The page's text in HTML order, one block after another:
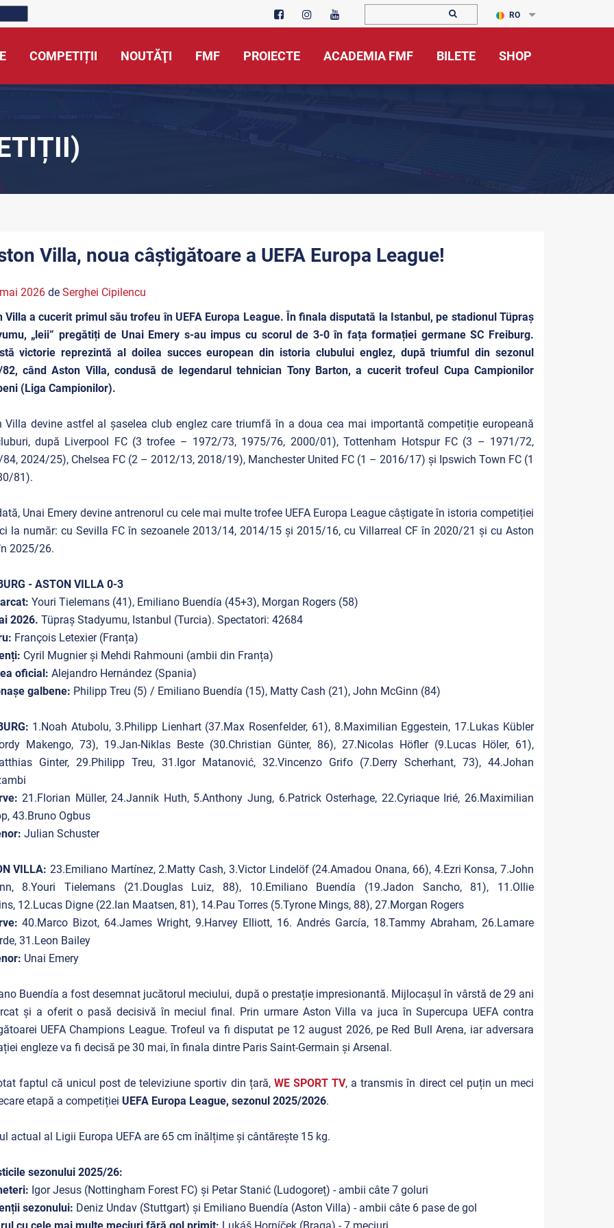
RO
COMPETIȚII NOUTĂŢI FMF PROIECTE ACADEMIA FMF BILETE SHOP
Villa, noua câștigătoare a UEFA Europa League!
2026de Serghei Cipilencu
Villa a cucerit primul său trofeu în UEFA Europa League. În finala disputată la Istanbul, pe stadionul Tüpraş
„leii” pregătiți de Unai Emery s-au impus cu scorul de 3-0 în fața formației germane SC Freiburg.
victorie reprezintă al doilea succes european din istoria clubului englez, după triumful din sezonul
82, când Aston Villa, condusă de legendarul tehnician Tony Barton, a cucerit trofeul Cupa Campionilor
(Liga Campionilor).
Villa devine astfel al șaselea club englez care triumfă în a doua cea mai importantă competiție europeană
după Liverpool FC (3 trofee – 1972/73, 1975/76, 2000/01), Tottenham Hotspur FC (3 – 1971/72,
2024/25), Chelsea FC (2 – 2012/13, 2018/19), Manchester United FC (1 – 2016/17) și Ipswich Town FC (1
81).
Unai Emery devine antrenorul cu cele mai multe trofee UEFA Europa League câștigate în istoria competiției
la număr: cu Sevilla FC în sezoanele 2013/14, 2014/15 și 2015/16, cu Villarreal CF în 2020/21 și cu Aston
2025/26.
- ASTON VILLA 0-3
Youri Tielemans (41), Emiliano Buendía (45+3), Morgan Rogers (58)
2026. Tüpraş Stadyumu, Istanbul (Turcia). Spectatori: 42684
François Letexier (Franța)
Cyril Mugnier și Mehdi Rahmouni (ambii din Franța)
oficial: Alejandro Hernández (Spania)
galbene: Philipp Treu (5) / Emiliano Buendía (15), Matty Cash (21), John McGinn (84)
1.Noah Atubolu, 3.Philipp Lienhart (37.Max Rosenfelder, 61), 8.Maximilian Eggestein, 17.Lukas Kübler
Makengo, 73), 19.Jan-Niklas Beste (30.Christian Günter, 86), 27.Nicolas Höfler (9.Lucas Höler, 61),
Ginter, 29.Philipp Treu, 31.Igor Matanović, 32.Vincenzo Grifo (7.Derry Scherhant, 73), 44.Johan
21.Florian Müller, 24.Jannik Huth, 5.Anthony Jung, 6.Patrick Osterhage, 22.Cyriaque Irié, 26.Maximilian
43.Bruno Ogbus
Julian Schuster
VILLA: 23.Emiliano Martínez, 2.Matty Cash, 3.Victor Lindelöf (24.Amadou Onana, 66), 4.Ezri Konsa, 7.John
8.Youri Tielemans (21.Douglas Luiz, 88), 10.Emiliano Buendía (19.Jadon Sancho, 81), 11.Ollie
12.Lucas Digne (22.Ian Maatsen, 81), 14.Pau Torres (5.Tyrone Mings, 88), 27.Morgan Rogers
40.Marco Bizot, 64.James Wright, 9.Harvey Elliott, 16. Andrés García, 18.Tammy Abraham, 26.Lamare
31.Leon Bailey
Unai Emery
Buendía a fost desemnat jucătorul meciului, după o prestație impresionantă. Mijlocașul în vârstă de 29 ani
și a oferit o pasă decisivă în meciul final. Prin urmare Aston Villa va juca în Supercupa UEFA contra
UEFA Champions League. Trofeul va fi disputat pe 12 august 2026, pe Red Bull Arena, iar adversara
engleze va fi decisă pe 30 mai, în finala dintre Paris Saint-Germain și Arsenal.
faptul că unicul post de televiziune sportiv din țară, WE SPORT TV, a transmis în direct cel puțin un meci
etapă a competiției UEFA Europa League, sezonul 2025/2026.
actual al Ligii Europa UEFA are 65 cm înălțime și cântărește 15 kg.
sezonului 2025/26:
Igor Jesus (Nottingham Forest FC) și Petar Stanić (Ludogoreț) - ambii câte 7 goluri
sezonului: Deniz Undav (Stuttgart) și Emiliano Buendía (Aston Villa) - ambii câte 6 pase de gol